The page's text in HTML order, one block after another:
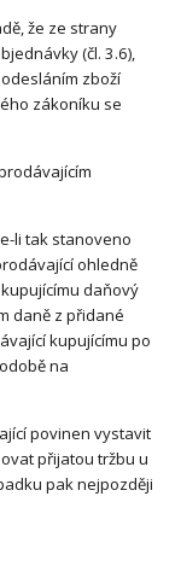
že ze strany
(čl. 3.6),
zboží
zákoníku se
li tak stanoveno
ohledně
daňový
daně z přidané
kupujícímu po
na
povinen vystavit
přijatou tržbu u
pak nejpozději